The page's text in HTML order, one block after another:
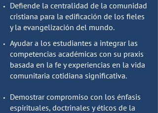
Defiende la centralidad de la comunidad
cristiana para la edificación de los fieles
y la evangelización del mundo.
Ayudar a los estudiantes a integrar las
competencias académicas con su praxis
basada en la fe y experiencias en la vida
comunitaria cotidiana significativa.
Demostrar compromiso con los énfasis
espirituales, doctrinales y éticos de la